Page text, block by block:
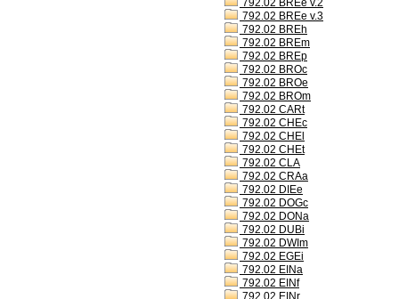
792.02 BREe v.2
792.02 BREe v.3
792.02 BREh
792.02 BREm
792.02 BREp
792.02 BROc
792.02 BROe
792.02 BROm
792.02 CARt
792.02 CHEc
792.02 CHEl
792.02 CHEt
792.02 CLA
792.02 CRAa
792.02 DIEe
792.02 DOGc
792.02 DONa
792.02 DUBi
792.02 DWIm
792.02 EGEi
792.02 EINa
792.02 EINf
792.02 EINr